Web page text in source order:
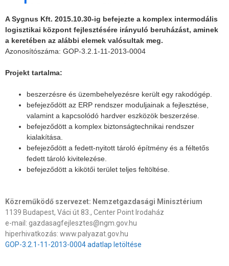
A Sygnus Kft. 2015.10.30-ig befejezte a komplex intermodális
logisztikai központ fejlesztésére irányuló beruházást, aminek
a keretében az alábbi elemek valósultak meg.
Azonosítószáma: GOP-3.2.1-11-2013-0004
Projekt tartalma:
beszerzésre és üzembehelyezésre került egy rakodógép.
befejeződött az ERP rendszer moduljainak a fejlesztése,
valamint a kapcsolódó hardver eszközök beszerzése.
befejeződött a komplex biztonságtechnikai rendszer
kialakítása.
befejeződött a fedett-nyitott tároló építmény és a féltetős
fedett tároló kivitelezése.
befejeződött a kikötői terület teljes feltöltése.
Közreműködő szervezet: Nemzetgazdasági Minisztérium
1139 Budapest, Váci út 83., Center Point Irodaház
e-mail: gazdasagfejlesztes@ngm.gov.hu
hiperhivatkozás: www.palyazat.gov.hu
GOP-3.2.1-11-2013-0004 adatlap letöltése